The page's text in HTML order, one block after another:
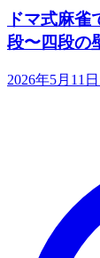
ドマ式麻
段〜四段の
2026年5月11